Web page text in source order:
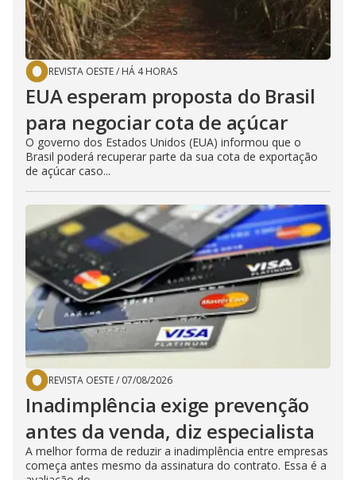
REVISTA OESTE/ HÁ 4 HORAS
EUA esperam proposta do Brasil
para negociar cota de açúcar
O governo dos Estados Unidos (EUA) informou que o
Brasil poderá recuperar parte da sua cota de exportação
de açúcar caso...
REVISTA OESTE/ 07/08/2026
Inadimplência exige prevenção
antes da venda, diz especialista
A melhor forma de reduzir a inadimplência entre empresas
começa antes mesmo da assinatura do contrato. Essa é a